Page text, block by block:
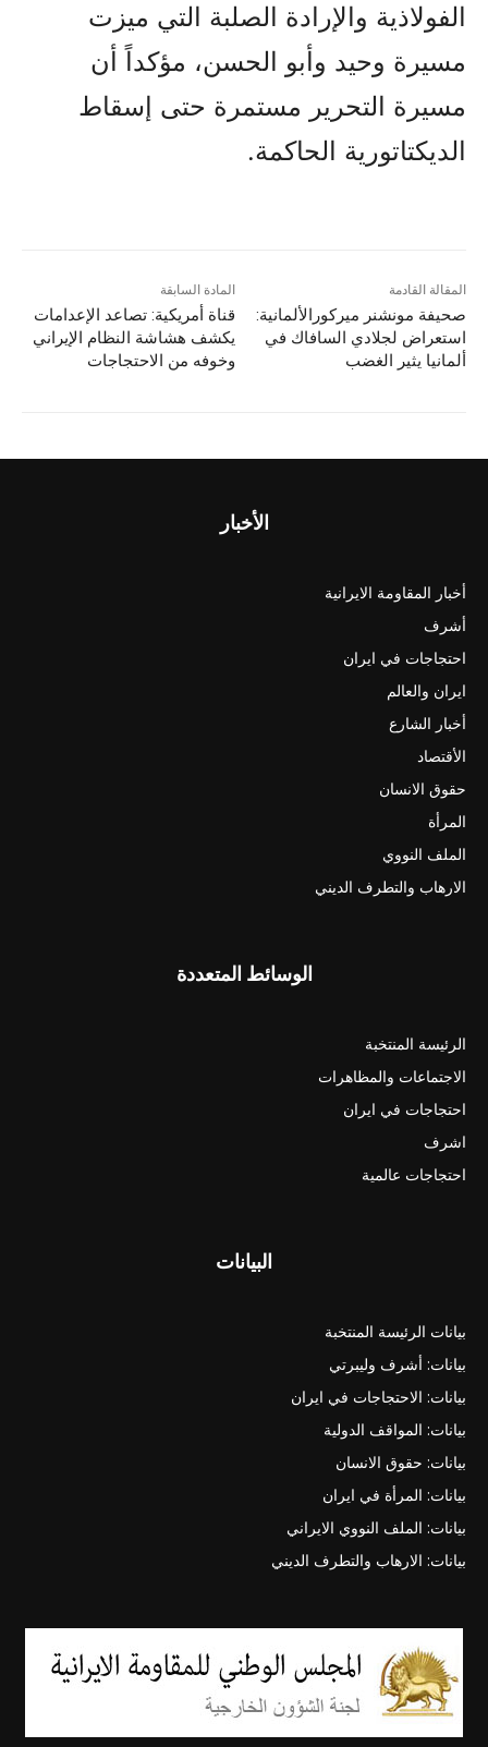
الفولاذية والإرادة الصلبة التي ميزت
مسيرة وحيد وأبو الحسن، مؤكداً أن
مسيرة التحرير مستمرة حتى إسقاط
الديكتاتورية الحاكمة.
المادة السابقة
قناة أمريكية: تصاعد الإعدامات
يكشف هشاشة النظام الإيراني
وخوفه من الاحتجاجات
المقالة القادمة
صحيفة مونشنر ميركورالألمانية:
استعراض لجلادي السافاك في
ألمانيا يثير الغضب
الأخبار
أخبار المقاومة الايرانية
أشرف
احتجاجات في ايران
ايران والعالم
أخبار الشارع
الأقتصاد
حقوق الانسان
المرأة
الملف النووي
الارهاب والتطرف الديني
الوسائط المتعددة
الرئيسة المنتخبة
الاجتماعات والمظاهرات
احتجاجات في ايران
اشرف
احتجاجات عالمية
البيانات
بيانات الرئيسة المنتخبة
بيانات: أشرف وليبرتي
بيانات: الاحتجاجات في ايران
بيانات: المواقف الدولية
بيانات: حقوق الانسان
بيانات: المرأة في ايران
بيانات: الملف النووي الايراني
بيانات: الارهاب والتطرف الديني